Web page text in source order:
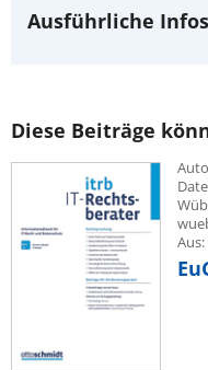
Ausführliche Infos
Diese Beiträge